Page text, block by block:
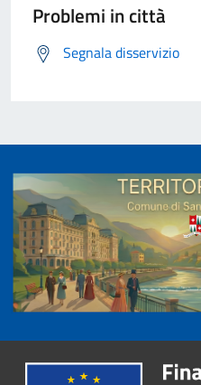
Problemi in città
Segnala disservizio